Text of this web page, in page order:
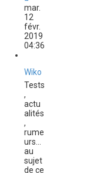
o
n
s
u
l
r
l
e
e
r
i
e
r
m
mar.
12
févr.
2019
04:36
Wiko
Tests
,
actu
alités
,
rume
urs...
au
sujet
de ce